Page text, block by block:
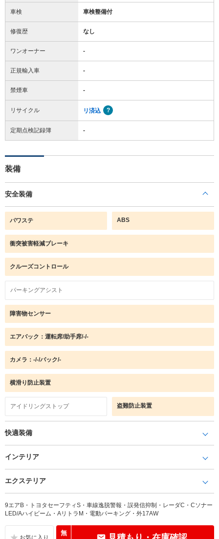
車検 車検整備付
修復歴 なし
ワンオーナー -
正規輸入車 -
禁煙車 -
リサイクル リ済込
定期点検記録簿 -
装備
安全装備
パワステ ABS
衝突被害軽減ブレーキ
クルーズコントロール
パーキングアシスト
障害物センサー
エアバック：運転席/助手席/-/-
カメラ：-/-/バック/-
横滑り防止装置
アイドリングストップ 盗難防止装置
快適装備
インテリア
エクステリア
9エアB・トヨタセーフティS・車線逸脱警報・誤発信抑制・レーダC・Cソナー
LED/Aハイビーム・AリトラM・電動パーキング・外17AW
無